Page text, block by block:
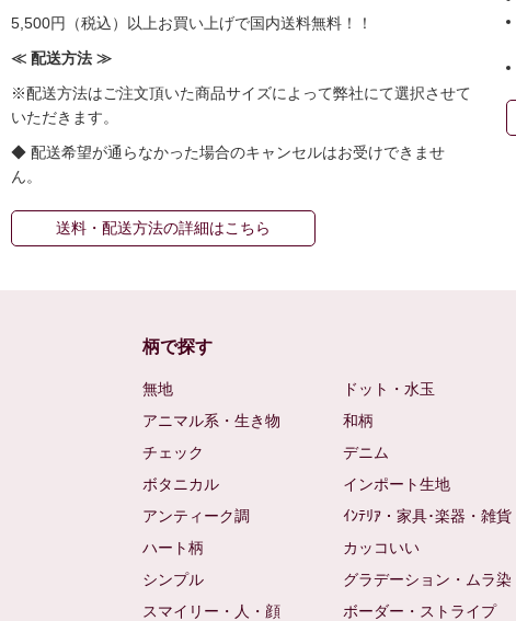
5,500円（税込）以上お買い上げで国内送料無料！！
≪ 配送方法 ≫
※配送方法はご注文頂いた商品サイズによって弊社にて選択させて
いただきます。
◆ 配送希望が通らなかった場合のキャンセルはお受けできませ
ん。
送料・配送方法の詳細はこちら
柄で探す
無地 ドット・水玉
アニマル系・生き物
和柄
チェック
デニム
ボタニカル
インポート生地
アンティーク調
ｲﾝﾃﾘｱ・家具･楽器・雑貨
ハート柄
カッコいい
シンプル
グラデーション・ムラ染
スマイリー・人・顔
ボーダー・ストライプ